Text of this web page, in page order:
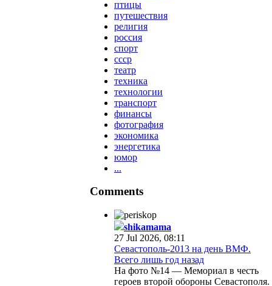
птицы
путешествия
религия
россия
спорт
ссср
театр
техника
технологии
транспорт
финансы
фотография
экономика
энергетика
юмор
...
Comments
shikamama
27 Jul 2026, 08:11
Севастополь-2013 на день ВМФ.
Всего лишь год назад
На фото №14 — Мемориал в честь
героев второй обороны Севастополя.